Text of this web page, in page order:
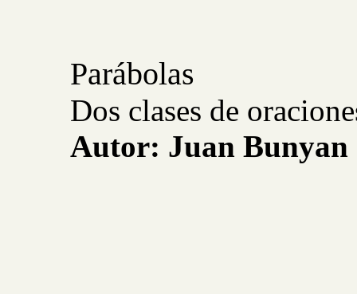
Parábolas
Dos clases de
Autor: Juan Bunyan